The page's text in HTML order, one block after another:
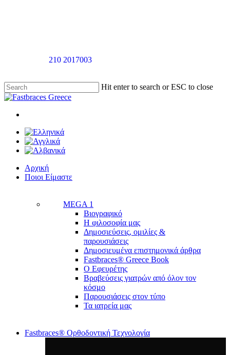
210 2017003
Hit enter to search or ESC to close
Close
Menu
Menu
Αρχική
Ποιοι Είμαστε
MEGA 1
Βιογραφικό
Η φιλοσοφία μας
Δημοσιεύσεις, ομιλίες &
παρουσιάσεις
Δημοσιευμένα επιστημονικά άρθρα
Fastbraces® Greece Book
Ο Εφευρέτης
Bραβεύσεις γιατρών από όλον τον
κόσμο
Παρουσιάσεις στον τύπο
Τα ιατρεία μας
Fastbraces® Ορθοδοντική Τεχνολογία